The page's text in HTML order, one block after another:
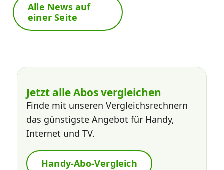
Alle News auf
einer Seite
Jetzt alle Abos vergleichen
Finde mit unseren Vergleichsrechnern
das günstigste Angebot für Handy,
Internet und TV.
Handy-Abo-Vergleich